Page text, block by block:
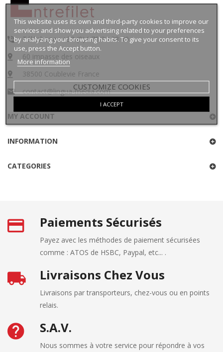
This website uses its own and third-party cookies to improve our
services and show you advertising related to your preferences
by analyzing your browsing habits. To give your consent to its
use, press the Accept button.
More information
CUSTOMIZE COOKIES
I ACCEPT
Téléphone : +33 (0)4 78 30 88 49
60 impasse des oiseaux
38500 Coublevie France
contact@lingua-media.com
MY ACCOUNT
INFORMATION
CATEGORIES
Paiements Sécurisés
Payez avec les méthodes de paiement sécurisées
comme : ATOS de HSBC, Paypal, etc... .
Livraisons Chez Vous
Livraisons par transporteurs, chez-vous ou en points
relais.
S.A.V.
Nous sommes à votre service pour répondre à vos